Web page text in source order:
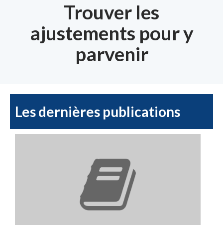
Trouver les
ajustements pour y
parvenir
Les dernières publications